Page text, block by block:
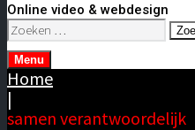
Online video & webdesign
Zoeken
naar:
Menu
Home
|
samen verantwoordelijk